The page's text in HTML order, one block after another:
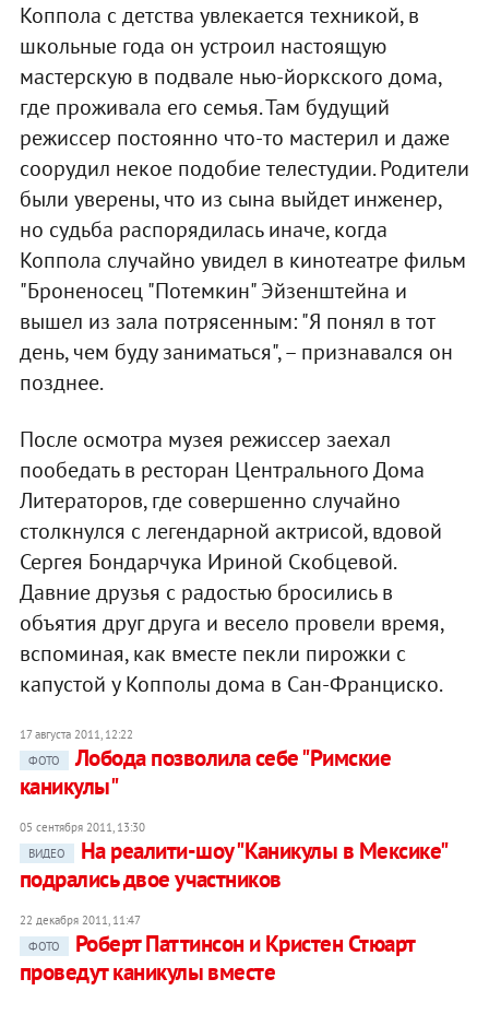
Коппола с детства увлекается техникой, в
школьные года он устроил настоящую
мастерскую в подвале нью-йоркского дома,
где проживала его семья. Там будущий
режиссер постоянно что-то мастерил и даже
соорудил некое подобие телестудии. Родители
были уверены, что из сына выйдет инженер,
но судьба распорядилась иначе, когда
Коппола случайно увидел в кинотеатре фильм
"Броненосец "Потемкин" Эйзенштейна и
вышел из зала потрясенным: "Я понял в тот
день, чем буду заниматься", – признавался он
позднее.
После осмотра музея режиссер заехал
пообедать в ресторан Центрального Дома
Литераторов, где совершенно случайно
столкнулся с легендарной актрисой, вдовой
Сергея Бондарчука Ириной Скобцевой.
Давние друзья с радостью бросились в
объятия друг друга и весело провели время,
вспоминая, как вместе пекли пирожки с
капустой у Копполы дома в Сан-Франциско.
17 августа 2011, 12:22
ФОТО
Лобода позволила себе "Римские
каникулы"
05 сентября 2011, 13:30
ВИДЕО
На реалити-шоу "Каникулы в Мексике"
подрались двое участников
22 декабря 2011, 11:47
ФОТО
Роберт Паттинсон и Кристен Стюарт
проведут каникулы вместе